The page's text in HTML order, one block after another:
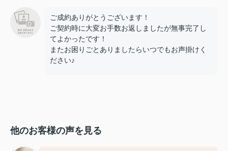
ご成約ありがとうございます！
ご契約時に大変お手数お返しましたが無事完了し
てよかったです！
またお困りごとありましたらいつでもお声掛けく
ださい♪
他のお客様の声を見る